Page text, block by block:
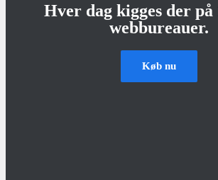
Hver dag kigges der på
webbureauer.
Køb nu